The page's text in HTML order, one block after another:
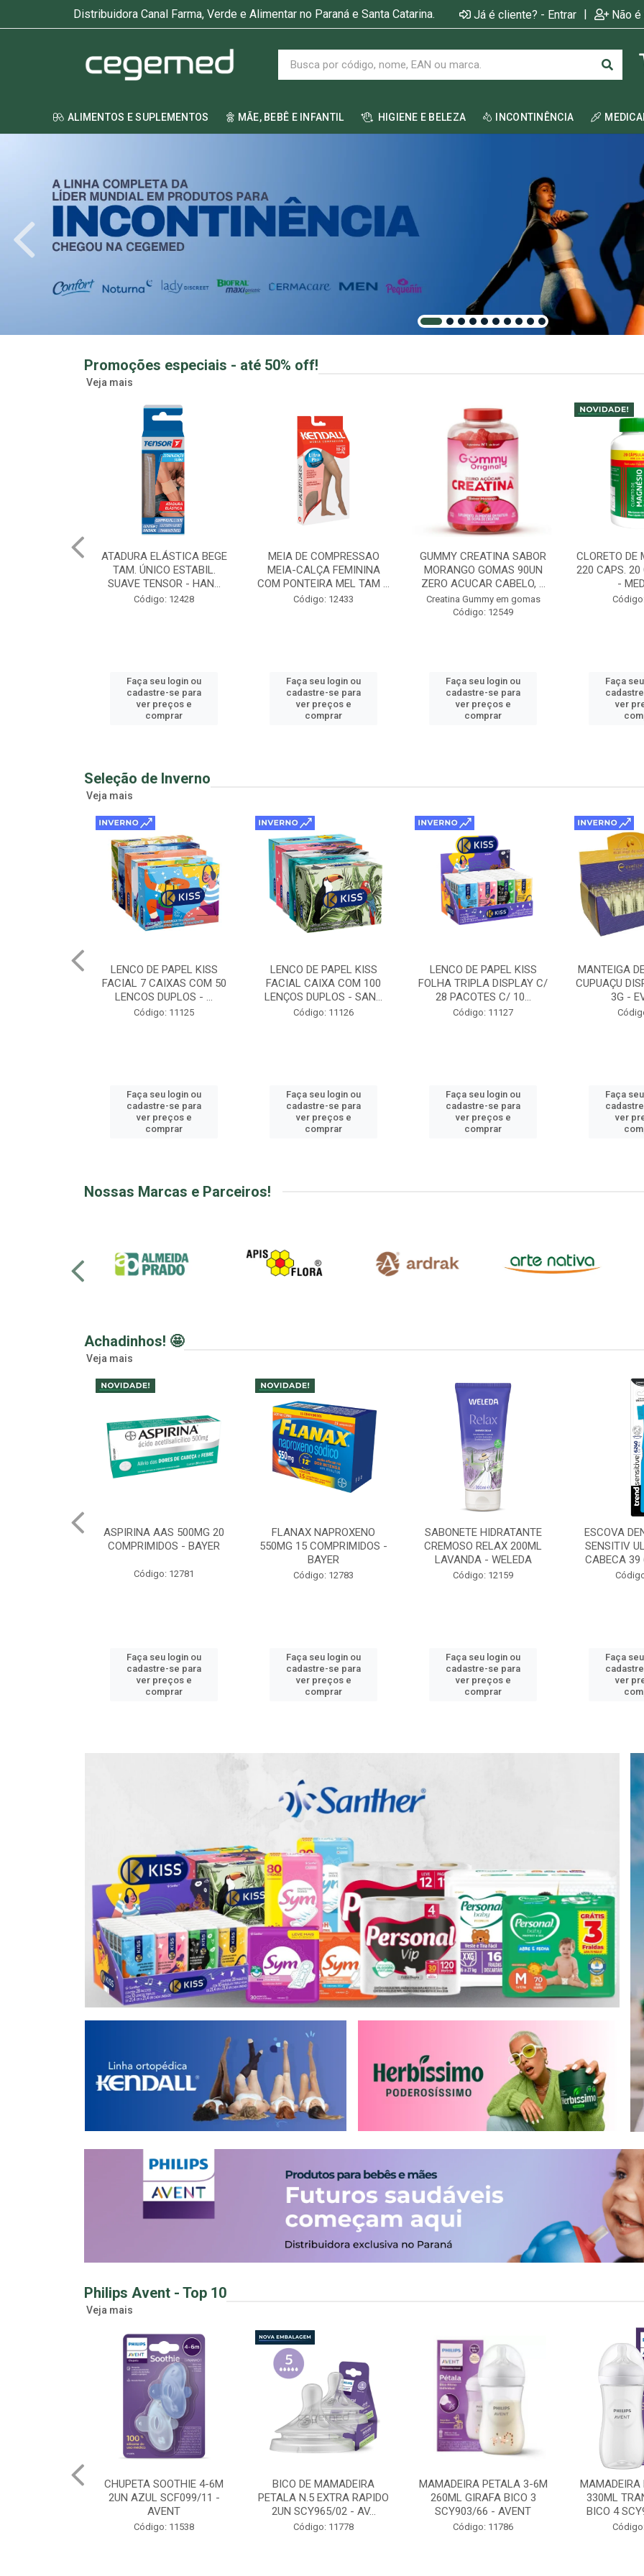
Distribuidora Canal Farma, Verde e Alimentar no Paraná e Santa Catarina. Já é cliente? - Entrar | Não
ALIMENTOS E SUPLEMENTOS MÃE, BEBÊ E INFANTIL HIGIENE E BELEZA INCONTINÊNCIA
Promoções especiais - até 50% off!
Veja mais
MEIA DE COMPRESSAO
MEIA-CALÇA FEMININA
COM PONTEIRA MEL TAM ...
Código: 12433
Faça seu login ou
cadastre-se para
ver preços e
comprar
GUMMY CREATINA SABOR
MORANGO GOMAS 90UN
ZERO ACUCAR CABELO, ...
Creatina Gummy em gomas
Faça seu login ou
cadastre-se para
ver preços e
comprar
CLORETO DE MAGNESIO PA
220 CAPS. 20 CAPS GRATIS
- MEDINAL
Código: 12598
Faça seu login ou
cadastre-se para
ver preços e
comprar
ABS LADY
-
Faça
ver
Seleção de Inverno
Veja mais
LENCO DE PAPEL KISS
FACIAL CAIXA COM 100
LENÇOS DUPLOS - SAN...
Código: 11126
Faça seu login ou
cadastre-se para
ver preços e
comprar
LENCO DE PAPEL KISS
FOLHA TRIPLA DISPLAY C/
28 PACOTES C/ 10...
Código: 11127
Faça seu login ou
cadastre-se para
ver preços e
comprar
MANTEIGA DE CACAU E DE
CUPUAÇU DISPLAY 50UN DE
3G - EVELIZE
Código: 731
Faça seu login ou
cadastre-se para
ver preços e
comprar
ROLL-ON
5ML C/
Faça
ver
Nossas Marcas e Parceiros!
Achadinhos! 🤩
Veja mais
FLANAX NAPROXENO
550MG 15 COMPRIMIDOS -
Código: 12783
Faça seu login ou
cadastre-se para
ver preços e
comprar
SABONETE HIDRATANTE
CREMOSO RELAX 200ML
LAVANDA - WELEDA
Código: 12159
Faça seu login ou
cadastre-se para
ver preços e
comprar
ESCOVA DENTAL TREND
SENSITIV ULTRA MACIA
CABECA 39 6240 CERD...
Código: 7799
Faça seu login ou
cadastre-se para
ver preços e
comprar
OMEGA 3
CAPSULAS
Faça
ver
Philips Avent - Top 10
Veja mais
BICO DE MAMADEIRA
PETALA N.5 EXTRA RAPIDO
2UN SCY965/02 - AV...
Código: 11778
MAMADEIRA PETALA 3-6M
260ML GIRAFA BICO 3
SCY903/66 - AVENT
Código: 11786
MAMADEIRA PETALA 6M+
330ML TRANSPARENTE
BICO 4 SCY906/01 - A...
Código: 11788
CHUPETA
18M+ 2UN
/HELLO